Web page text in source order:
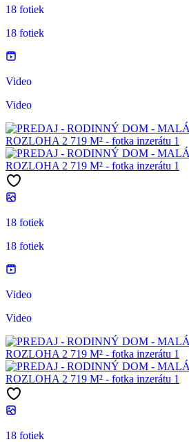
18 fotiek
18 fotiek
Video
Video
18 fotiek
18 fotiek
Video
Video
18 fotiek